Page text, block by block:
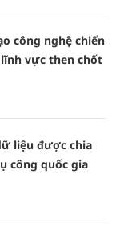
công nghệ chiến
vực then chốt
liệu được chia
công quốc gia